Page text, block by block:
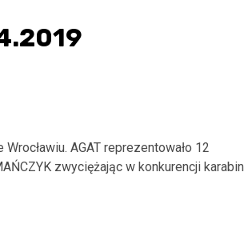
AGAT reprezentowało 12
zwyciężając w konkurencji karabin